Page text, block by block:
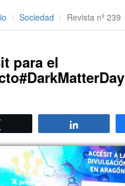
Sociedad Revista nº 239
para el